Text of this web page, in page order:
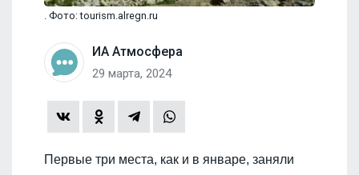
. Фото: tourism.alregn.ru
ИА Атмосфера
29 марта, 2024
Первые три места, как и в январе, заняли